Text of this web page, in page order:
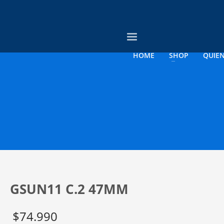
HOME SHOP
GSUN11 C.2 47MM
$74.990